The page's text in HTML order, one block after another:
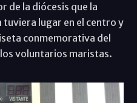
de la diócesis que la
tuviera lugar en el centro y
conmemorativa del
voluntarios maristas.